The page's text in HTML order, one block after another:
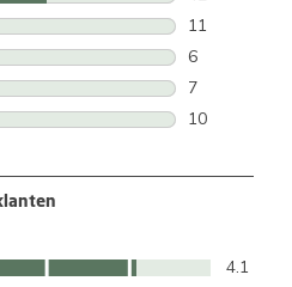
42
11
11
6
6
7
7
10
4.1